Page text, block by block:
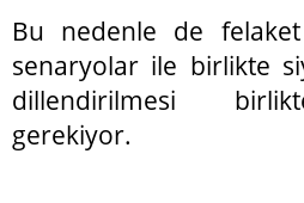
Bu nedenle de felaket
senaryolar ile birlikte
dillendirilmesi
gerekiyor.